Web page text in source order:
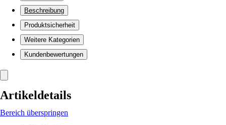
Beschreibung
Produktsicherheit
Weitere Kategorien
Kundenbewertungen
Artikeldetails
Bereich überspringen